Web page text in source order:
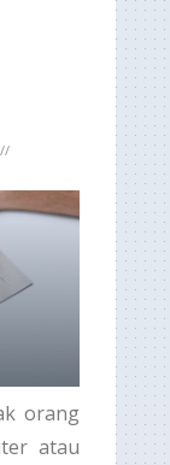
//
orang
atau